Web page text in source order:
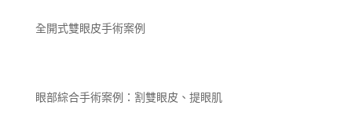
全開式雙眼皮手術案例
眼部綜合手術案例：割雙眼皮、提眼肌